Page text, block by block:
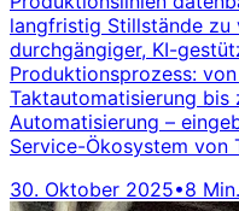
langfristig Stillstände zu
durchgängiger, KI-
Produktionsprozess:
Taktautomatisierung bis
Automatisierung –
Service-Ökosystem von
30. Oktober 2025•8 Min.